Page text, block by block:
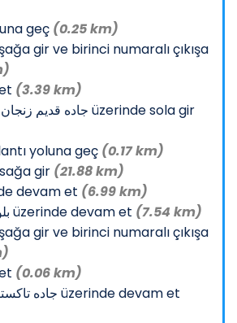
geç (0.25 km)
gir ve birinci numaralı çıkışa
(3.39 km)
جاده قدیم زنجان - قزوین (32) üzerinde sola gir
yoluna geç (0.17 km)
gir (21.88 km)
devam et (6.99 km)
بلوار امام حسین üzerinde devam et (7.54 km)
gir ve birinci numaralı çıkışa
(0.06 km)
جاده تاکستان - دانسفهان üzerinde devam et